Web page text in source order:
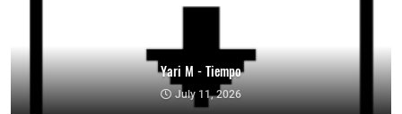
Yari M - Tiempo
July 11, 2026